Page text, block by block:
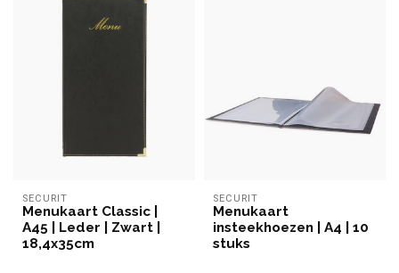
SECURIT
Menukaart Classic |
A45 | Leder | Zwart |
18,4x35cm
SECURIT
Menukaart
insteekhoezen | A4 | 10
stuks